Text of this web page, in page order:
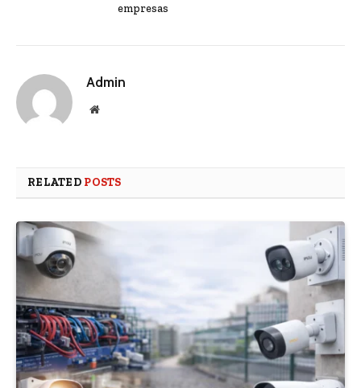
empresas
Admin
Website
RELATED POSTS